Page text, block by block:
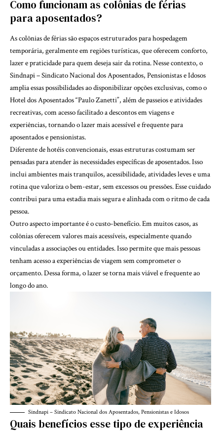
Como funcionam as colônias de férias
para aposentados?
As colônias de férias são espaços estruturados para hospedagem
temporária, geralmente em regiões turísticas, que oferecem conforto,
lazer e praticidade para quem deseja sair da rotina. Nesse contexto, o
Sindnapi – Sindicato Nacional dos Aposentados, Pensionistas e Idosos
amplia essas possibilidades ao disponibilizar opções exclusivas, como o
Hotel dos Aposentados “Paulo Zanetti”, além de passeios e atividades
recreativas, com acesso facilitado a descontos em viagens e
experiências, tornando o lazer mais acessível e frequente para
aposentados e pensionistas.
Diferente de hotéis convencionais, essas estruturas costumam ser
pensadas para atender às necessidades específicas de aposentados. Isso
inclui ambientes mais tranquilos, acessibilidade, atividades leves e uma
rotina que valoriza o bem-estar, sem excessos ou pressões. Esse cuidado
contribui para uma estadia mais segura e alinhada com o ritmo de cada
pessoa.
Outro aspecto importante é o custo-benefício. Em muitos casos, as
colônias oferecem valores mais acessíveis, especialmente quando
vinculadas a associações ou entidades. Isso permite que mais pessoas
tenham acesso a experiências de viagem sem comprometer o
orçamento. Dessa forma, o lazer se torna mais viável e frequente ao
longo do ano.
Sindnapi – Sindicato Nacional dos Aposentados, Pensionistas e Idosos
Quais benefícios esse tipo de experiência